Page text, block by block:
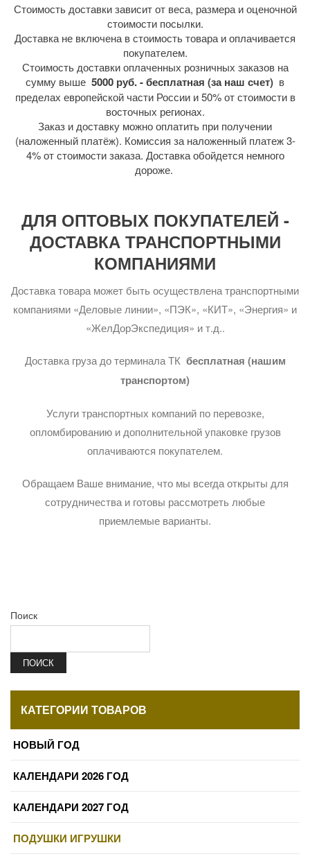
Стоимость доставки зависит от веса, размера и оценочной
стоимости посылки.
Доставка не включена в стоимость товара и оплачивается
покупателем.
Стоимость доставки оплаченных розничных заказов на
сумму выше 5000 руб. - бесплатная (за наш счет) в
пределах европейской части России и 50% от стоимости в
восточных регионах.
Заказ и доставку можно оплатить при получении
(наложенный платёж). Комиссия за наложенный платеж 3-
4% от стоимости заказа. Доставка обойдется немного
дороже.
ДЛЯ ОПТОВЫХ ПОКУПАТЕЛЕЙ -
ДОСТАВКА ТРАНСПОРТНЫМИ
КОМПАНИЯМИ
Доставка товара может быть осуществлена транспортными
компаниями «Деловые линии», «ПЭК», «КИТ», «Энергия» и
«ЖелДорЭкспедиция» и т.д..
Доставка груза до терминала ТК бесплатная (нашим
транспортом)
Услуги транспортных компаний по перевозке,
опломбированию и дополнительной упаковке грузов
оплачиваются покупателем.
Обращаем Ваше внимание, что мы всегда открыты для
сотрудничества и готовы рассмотреть любые
приемлемые варианты.
Поиск
ПОИСК
КАТЕГОРИИ ТОВАРОВ
НОВЫЙ ГОД
КАЛЕНДАРИ 2026 ГОД
КАЛЕНДАРИ 2027 ГОД
ПОДУШКИ ИГРУШКИ